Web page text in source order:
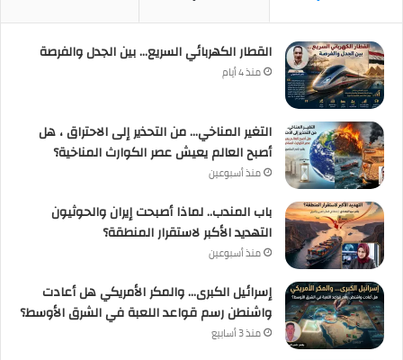
القطار الكهربائي السريع… بين الجدل والفرصة
منذ 4 أيام
التغير المناخي… من التحذير إلى الاحتراق ، هل
أصبح العالم يعيش عصر الكوارث المناخية؟
منذ أسبوعين
باب المندب.. لماذا أصبحت إيران والحوثيون
التهديد الأكبر لاستقرار المنطقة؟
منذ أسبوعين
إسرائيل الكبرى… والمكر الأمريكي هل أعادت
واشنطن رسم قواعد اللعبة في الشرق الأوسط؟
منذ 3 أسابيع